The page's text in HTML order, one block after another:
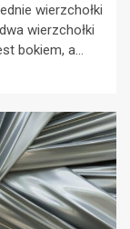
wierzchołki
wierzchołki
bokiem, a...